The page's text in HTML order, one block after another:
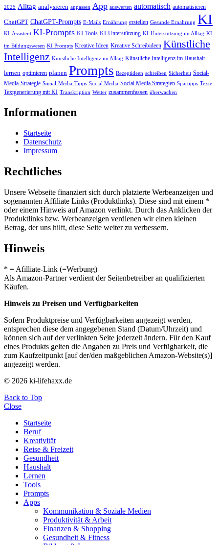
2025 Alltag analysieren anpassen App auswerten automatisch automatisieren
ChatGPT ChatGPT-Prompts E-Mails Ernährung erstellen Gesunde Ernährung KI
KI-Assistent KI-Prompts KI-Tools KI-Unterstützung KI-Unterstützung im Alltag KI
im Bildungswesen KI Prompts Kreative Ideen Kreative Schreibideen Künstliche
Intelligenz Künstliche Intelligenz im Alltag Künstliche Intelligenz im Haushalt
lernen optimieren planen Prompts Rezeptideen schreiben Sicherheit Social-
Media-Strategie Social-Media-Tipps Social Media Social Media Strategien Spartipps Texte
Textgenerierung mit KI Transkription Wetter zusammenfassen überwachen
Informationen
Startseite
Datenschutz
Impressum
Rechtliches
Unsere Webseite finanziert sich durch platzierte Werbeanzeigen und
sogenannten Affiliate Links (Produktlinks). Diese sind mit einem *
oder einem Hinweis auf Amazon verlinkt. Durch das Anklicken der
Produktlinks bzw. Werbeanzeigen verdienen wir einen kleinen
Betrag, der uns hilft, diese Seite weiter zu verbessern.
Hinweis
* = Afilliate-Link (=Werbung)
Als Amazon-Partner verdient der Seitenbetreiber an qualifizierten
Käufen.
Hinweis zu Preisen und Verfügbarkeiten
Sofern Produktpreise und Verfügbarkeiten angezeigt werden,
entsprechen diese dem angegebenen Stand (Datum/Uhrzeit) und
können sich auf der verlinkten Seite jederzeit ändern. Für den Kauf
eines Produkts gelten die Angaben zu Preis und Verfügbarkeit, die
zum Kaufzeitpunkt [auf der/den maßgeblichen Amazon-Website(s)]
angezeigt werden.
© 2026 ki-lifehaxx.de
Back to Top
Close
Startseite
Beruf
Kreativität
Reise & Freizeit
Gesundheit
Haushalt
Lernen
Tools
Prompts
Apps
Kommunikation & Soziale Medien
Produktivität & Arbeit
Finanzen & Shopping
Gesundheit & Fitness